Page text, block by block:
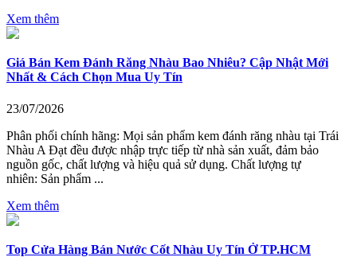
Xem thêm
Giá Bán Kem Đánh Răng Nhàu Bao Nhiêu? Cập Nhật Mới
Nhất & Cách Chọn Mua Uy Tín
23/07/2026
Phân phối chính hãng: Mọi sản phẩm kem đánh răng nhàu tại Trái
Nhàu A Đạt đều được nhập trực tiếp từ nhà sản xuất, đảm bảo
nguồn gốc, chất lượng và hiệu quả sử dụng. Chất lượng tự
nhiên: Sản phẩm ...
Xem thêm
Top Cửa Hàng Bán Nước Cốt Nhàu Uy Tín Ở TP.HCM